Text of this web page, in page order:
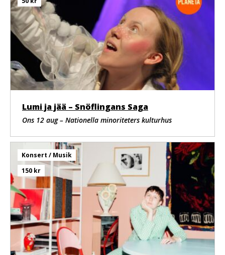
Lumi ja jää – Snöflingans Saga
Ons 12 aug – Nationella minoriteters kulturhus
Konsert / Musik
150 kr